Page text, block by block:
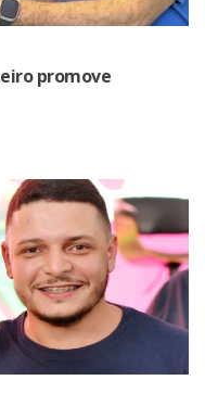
promove